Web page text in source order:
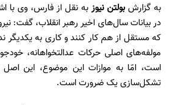
به گزارشبولتن نیوزبه نقل از فارس، وی با
در بیانات سال‌های اخیر رهبر انقلاب، گفت:
که مستقل از هم کار کنند و کاری به یکدیگر
مولفه‌های اصلی حرکات عدالتخواهانه،
است، امّا به موازات این موضوع، این
تشکل‌سازی یک ضرورت است.